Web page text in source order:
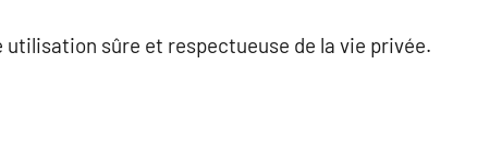
sûre et respectueuse de la vie privée.